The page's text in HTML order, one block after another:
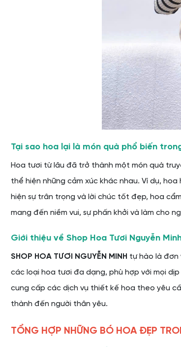
Hoa đồng tiền – Sự giàu có, thịnh vượng và
Các loại hoa kết hợp độc đáo khác từ Shop
Chọn hoa theo sở thích của người nhận
Chọn hoa theo màu sắc phù hợp với trang
Chọn hoa theo ngân sách của bạn
Tham khảo ý kiến của nhân viên tư vấn tại
LƯU Ý KHI TẶNG HOA TỐT NGHIỆP
Thời điểm tặng hoa tốt nghiệp
Lời chúc ý nghĩa đi kèm với bó hoa
Cam kết về chất lượng hoa và dịch vụ
Chính sách ưu đãi và khuyến mãi hấp dẫn
Tại sao hoa lại là món quà phổ biến
Hoa tươi từ lâu đã trở thành một món quà
thể hiện những cảm xúc khác nhau. Ví dụ,
hiện sự trân trọng và lời chúc tốt đẹp, hoa
mang đến niềm vui, sự phấn khởi và làm cho
Giới thiệu về Shop Hoa Tươi Nguyễn
SHOP HOA TƯƠI NGUYỄN MINH tự hào là đơn
các loại hoa tươi đa dạng, phù hợp với mọi
cung cấp các dịch vụ thiết kế hoa theo yêu
thành đến người thân yêu.
TỔNG HỢP NHỮNG BÓ HOA ĐẸP